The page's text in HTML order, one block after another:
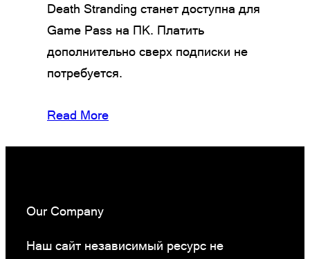
Death Stranding станет доступна для
Game Pass на ПК. Платить
дополнительно сверх подписки не
потребуется.
Read More
Our Company
Наш сайт независимый ресурс не